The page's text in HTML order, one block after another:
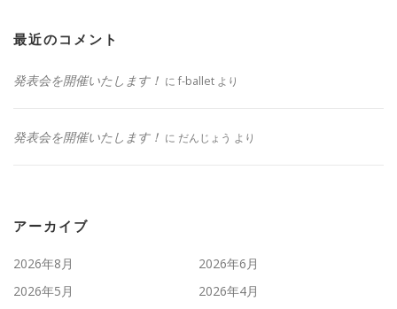
最近のコメント
発表会を開催いたします！ に f-ballet より
発表会を開催いたします！ に だんじょう より
アーカイブ
2026年8月
2026年6月
2026年5月
2026年4月